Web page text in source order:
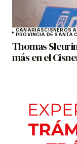
CANARIASCISNEROS
PROVINCIA DE SANTA
Thomas
más en el